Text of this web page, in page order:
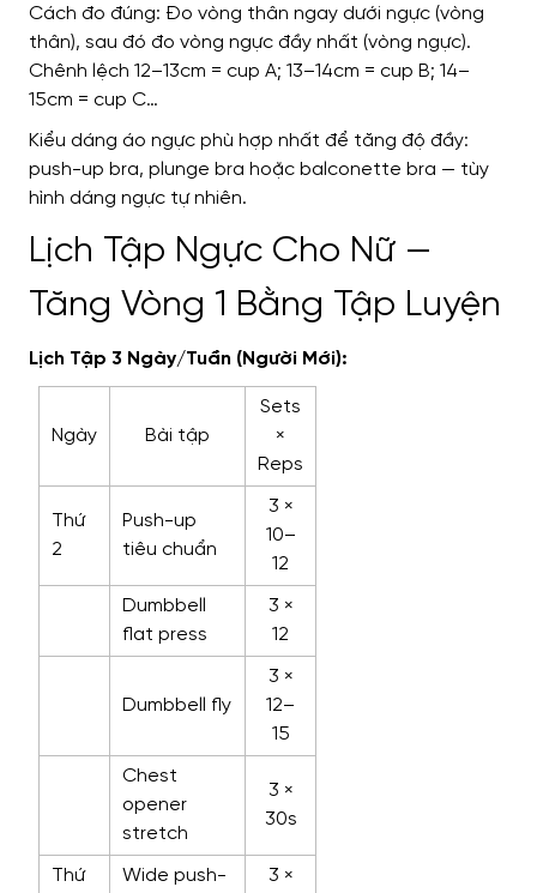
Cách đo đúng: Đo vòng thân ngay dưới ngực (vòng
thân), sau đó đo vòng ngực đầy nhất (vòng ngực).
Chênh lệch 12–13cm = cup A; 13–14cm = cup B; 14–
15cm = cup C…
Kiểu dáng áo ngực phù hợp nhất để tăng độ đầy:
push-up bra, plunge bra hoặc balconette bra — tùy
hình dáng ngực tự nhiên.
Lịch Tập Ngực Cho Nữ —
Tăng Vòng 1 Bằng Tập Luyện
Lịch Tập 3 Ngày/Tuần (Người Mới):
Ngày Bài tập
Sets
×
Reps
Thứ
2
Push-up
tiêu chuẩn
3 ×
10–
12
Dumbbell
flat press
3 ×
12
Dumbbell fly
3 ×
12–
15
Chest
opener
stretch
3 ×
30s
Thứ
Wide push-
3 ×